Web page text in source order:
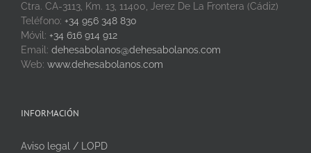
Ctra. CA-3113, Km. 13, 11400, Jerez De La Frontera (Cádiz)
Teléfono: +34 956 348 830
Móvil: +34 616 914 912
Email: dehesabolanos@dehesabolanos.com
Web: www.dehesabolanos.com
INFORMACIÓN
Aviso legal / LOPD